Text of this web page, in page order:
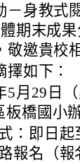
－身教式
期末成
敬邀貴校
如下：
5月29日
板橋國小
：即日
報名（報